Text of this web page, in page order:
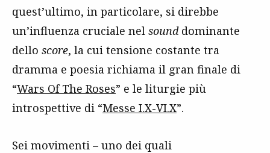
quest’ultimo, in particolare, si direbbe
un’influenza cruciale nel sounddominante
dello score, la cui tensione costante tra
dramma e poesia richiama il gran finale di
“Wars Of The Roses” e le liturgie più
introspettive di “Messe I.X-VI.X”.
Sei movimenti – uno dei quali